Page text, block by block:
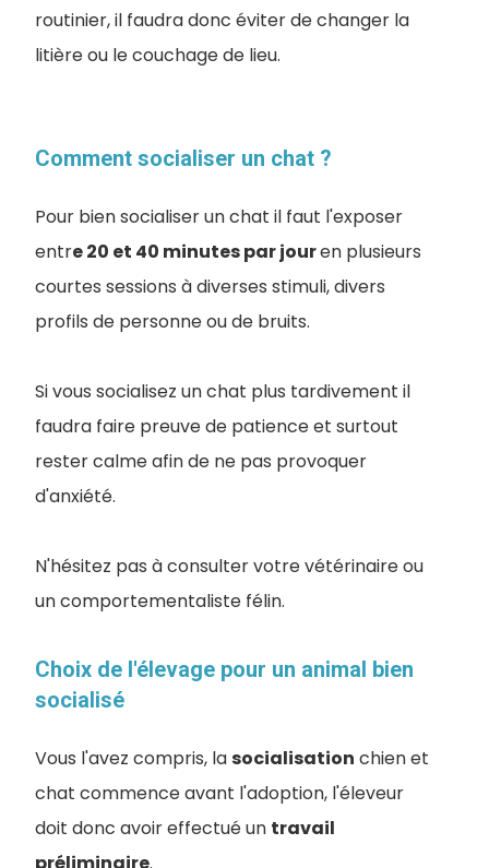
routinier, il faudra donc éviter de changer la
litière ou le couchage de lieu.
Comment socialiser un chat ?
Pour bien socialiser un chat il faut l'exposer
entre 20 et 40 minutes par jouren plusieurs
courtes sessions à diverses stimuli, divers
profils de personne ou de bruits.
Si vous socialisez un chat plus tardivement il
faudra faire preuve de patience et surtout
rester calme afin de ne pas provoquer
d'anxiété.
N'hésitez pas à consulter votre vétérinaire ou
un comportementaliste félin.
Choix de l'élevage pour un animal bien
socialisé
Vous l'avez compris, lasocialisation chien et
chat commence avant l'adoption, l'éleveur
doit donc avoir effectué un travail